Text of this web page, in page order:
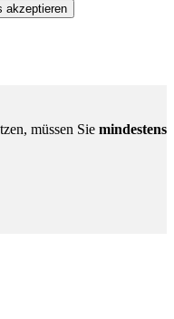
akzeptieren
müssen Sie mindestens